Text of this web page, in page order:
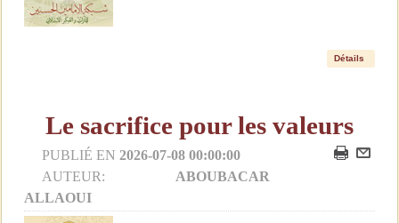
Détails
Le sacrifice pour les valeurs
PUBLIÉ EN 2026-07-08 00:00:00
AUTEUR:
ABOUBACAR
ALLAOUI